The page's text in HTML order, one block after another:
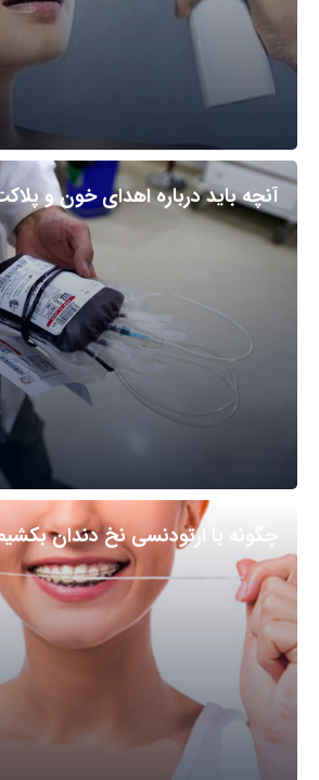
آنچه باید درباره اهدای خون و
چگونه با ارتودنسی نخ دندان